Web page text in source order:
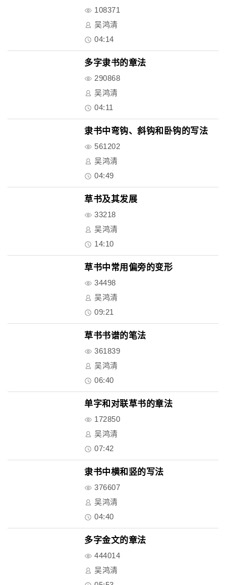
108371
吴鸿清
04:14
多字隶书的章法
290868
吴鸿清
04:11
隶书中弯钩、斜钩和卧钩的写法
561202
吴鸿清
04:49
草书及其发展
33218
吴鸿清
14:10
草书中常用偏旁的变形
34498
吴鸿清
09:21
草书书谱的笔法
361839
吴鸿清
06:40
单字和对联草书的章法
172850
吴鸿清
07:42
隶书中横和竖的写法
376607
吴鸿清
04:40
多字金文的章法
444014
吴鸿清